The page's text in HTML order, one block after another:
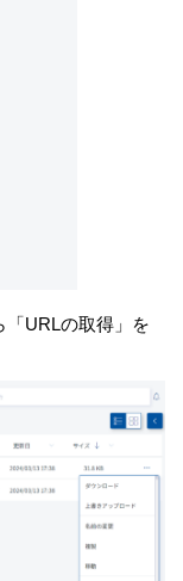
「URLの取得」を